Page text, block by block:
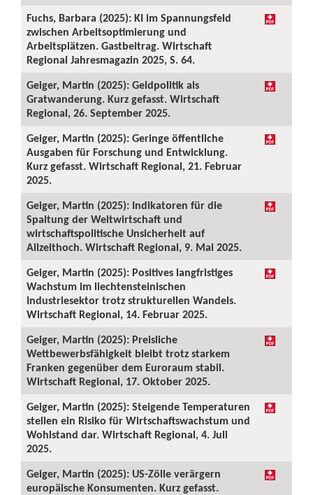
Fuchs, Barbara (2025): KI im Spannungsfeld
zwischen Arbeitsoptimierung und
Arbeitsplätzen. Gastbeitrag. Wirtschaft
Regional Jahresmagazin 2025, S. 64.
Geiger, Martin (2025): Geldpolitik als
Gratwanderung. Kurz gefasst. Wirtschaft
Regional, 26. September 2025.
Geiger, Martin (2025): Geringe öffentliche
Ausgaben für Forschung und Entwicklung.
Kurz gefasst. Wirtschaft Regional, 21. Februar
2025.
Geiger, Martin (2025): Indikatoren für die
Spaltung der Weltwirtschaft und
wirtschaftspolitische Unsicherheit auf
Allzeithoch. Wirtschaft Regional, 9. Mai 2025.
Geiger, Martin (2025): Positives langfristiges
Wachstum im liechtensteinischen
Industriesektor trotz strukturellen Wandels.
Wirtschaft Regional, 14. Februar 2025.
Geiger, Martin (2025): Preisliche
Wettbewerbsfähigkeit bleibt trotz starkem
Franken gegenüber dem Euroraum stabil.
Wirtschaft Regional, 17. Oktober 2025.
Geiger, Martin (2025): Steigende Temperaturen
stellen ein Risiko für Wirtschaftswachstum und
Wohlstand dar. Wirtschaft Regional, 4. Juli
2025.
Geiger, Martin (2025): US-Zölle verärgern
europäische Konsumenten. Kurz gefasst.